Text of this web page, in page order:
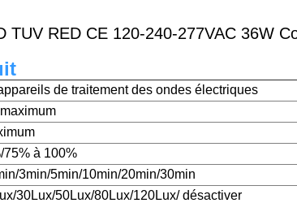
TUV RED CE 120-240-277VAC 36W
de traitement des ondes électriques
75% à 100%
3min/5min/10min/20min/30min
30Lux/50Lux/80Lux/120Lux/ désactiver